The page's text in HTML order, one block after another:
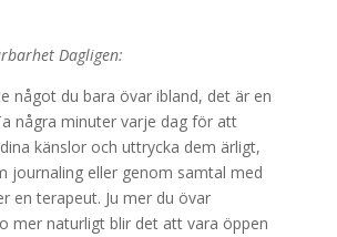
Dagligen:
något du bara övar ibland, det är en
några minuter varje dag för att
känslor och uttrycka dem ärligt,
journaling eller genom samtal med
en terapeut. Ju mer du övar
mer naturligt blir det att vara öppen